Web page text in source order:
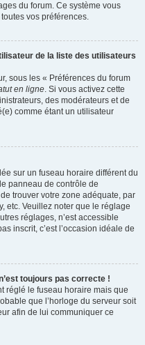
du forum. Ce système vous
vos préférences.
de la liste des utilisateurs
sous les « Préférences du forum
en ligne. Si vous activez cette
des modérateurs et de
comme étant un utilisateur
sur un fuseau horaire différent du
panneau de contrôle de
trouver votre zone adéquate, par
etc. Veuillez noter que le réglage
réglages, n’est accessible
inscrit, c’est l’occasion idéale de
toujours pas correcte !
réglé le fuseau horaire mais que
que l’horloge du serveur soit
afin de lui communiquer ce